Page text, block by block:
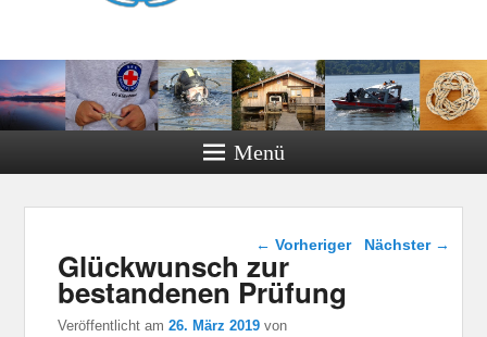
Menü
Beitragsnavigation
← Vorheriger Nächster →
Glückwunsch zur
bestandenen Prüfung
Veröffentlicht am26. März 2019 von